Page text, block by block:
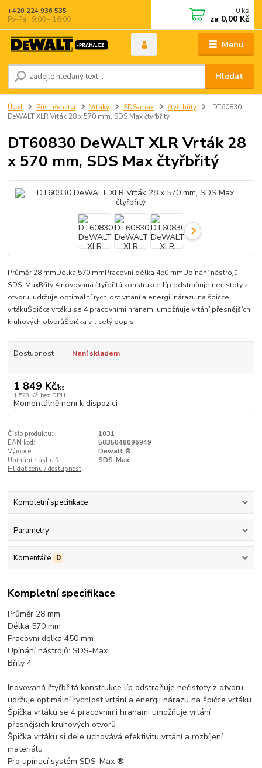
Menu
Hledat
+420 224 936 535
Po–Pá | 9:00 – 16:00
0 ks
za 0,00 Kč
Úvod Příslušenství Vrtáky SDS-max čtyři břity
DT60830
DeWALT XLR Vrták 28 x 570 mm, SDS Max čtyřbřitý
DT60830 DeWALT XLR Vrták 28
x 570 mm, SDS Max čtyřbřitý
Průměr 28 mmDélka 570 mmPracovní délka 450 mmUpínání nástrojů:
SDS-MaxBřity 4Inovovaná čtyřbřitá konstrukce líp odstraňuje nečistoty z
otvoru, udržuje optimální rychlost vrtání a energii nárazu na špičce
vrtákuŠpička vrtáku se 4 pracovními hranami umožňuje vrtání přesnějších
kruhových otvorůŠpička v... celý popis
Dostupnost Není skladem
1 849 Kč/ks
1 528 Kč bez DPH
Momentálně není k dispozici
Číslo produktu:
1031
EAN kód:
5035048096949
Výrobce:
Dewalt ®
Upínání nástrojů:
SDS-Max
Hlídat cenu / dostupnost
Kompletní specifikace
Parametry
Komentáře 0
Kompletní specifikace
Průměr 28 mm
Délka 570 mm
Pracovní délka 450 mm
Upínání nástrojů: SDS-Max
Břity 4
Inovovaná čtyřbřitá konstrukce líp odstraňuje nečistoty z otvoru,
udržuje optimální rychlost vrtání a energii nárazu na špičce vrtáku
Špička vrtáku se 4 pracovními hranami umožňuje vrtání
přesnějších kruhových otvorů
Špička vrtáku si déle uchovává efektivitu vrtání a rozbíjení
materiálu
Pro upínací systém SDS-Max ®